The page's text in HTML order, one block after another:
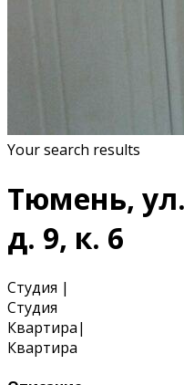
Your search results
Тюмень,
д. 9, к. 6
Студия |
Студия
Квартира|
Квартира